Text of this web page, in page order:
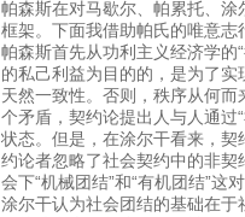
帕森斯在对马歇尔、帕累托、
框架。下面我借助帕氏的唯意志
帕森斯首先从功利主义经济学的
的私己利益为目的的，是为了
天然一致性。否则，秩序从何
个矛盾，契约论提出人与人通过
状态。但是，在涂尔干看来，
约论者忽略了社会契约中的非
会下“机械团结”和“有机团结”这
涂尔干认为社会团结的基础在